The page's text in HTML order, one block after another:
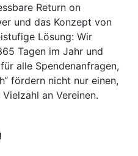
Return on
und das Konzept von
Lösung: Wir
Tagen im Jahr und
alle Spendenanfragen,
fördern nicht nur einen,
an Vereinen.